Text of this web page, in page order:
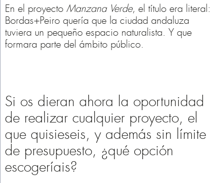
En el proyecto Manzana Verde, el título era literal:
Bordas+Peiro quería que la ciudad andaluza
tuviera un pequeño espacio naturalista. Y que
formara parte del ámbito público.
Si os dieran ahora la oportunidad
de realizar cualquier proyecto, el
que quisieseis, y además sin límite
de presupuesto, ¿qué opción
escogeríais?